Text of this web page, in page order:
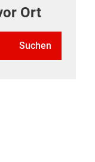
Ort
Suchen